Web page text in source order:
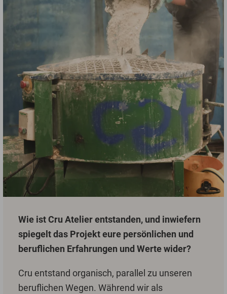
Wie ist Cru Atelier entstanden, und inwiefern
spiegelt das Projekt eure persönlichen und
beruflichen Erfahrungen und Werte wider?
Cru entstand organisch, parallel zu unseren
beruflichen Wegen. Während wir als